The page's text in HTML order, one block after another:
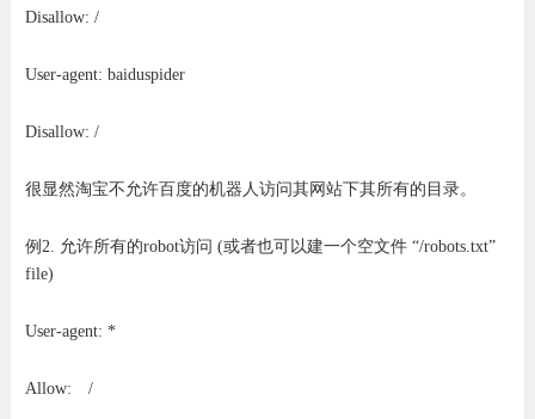
Disallow: /
User-agent: baiduspider
Disallow: /
很显然淘宝不允许百度的机器人访问其网站下其所有的目录。
例2. 允许所有的robot访问 (或者也可以建一个空文件 “/robots.txt”
file)
User-agent: *
Allow: /